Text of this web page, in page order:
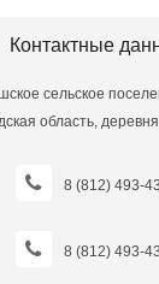
Контактные
сельское
область,
8 (812) 493-
8 (812) 493-